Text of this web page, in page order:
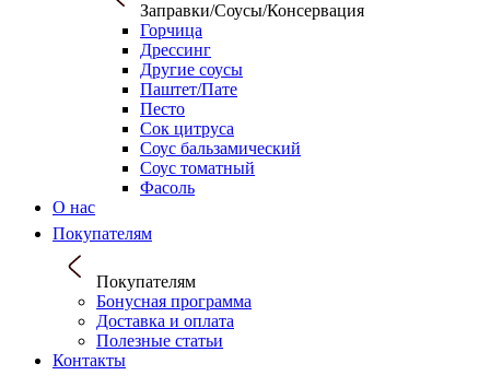
Заправки/Соусы/Консервация
Горчица
Дрессинг
Другие соусы
Паштет/Пате
Песто
Сок цитруса
Соус бальзамический
Соус томатный
Фасоль
О нас
Покупателям
Покупателям
Бонусная программа
Доставка и оплата
Полезные статьи
Контакты